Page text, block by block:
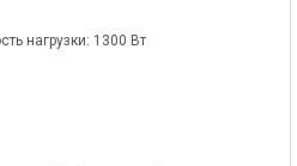
нагрузки: 1300 Вт